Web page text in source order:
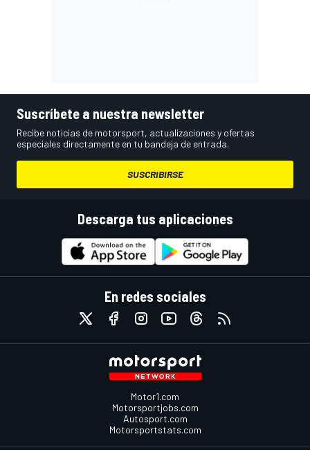
Suscríbete a nuestra newsletter
Recibe noticias de motorsport, actualizaciones y ofertas
especiales directamente en tu bandeja de entrada.
SUSCRIBIRSE
Descarga tus aplicaciones
En redes sociales
Motor1.com
Motorsportjobs.com
Autosport.com
Motorsportstats.com